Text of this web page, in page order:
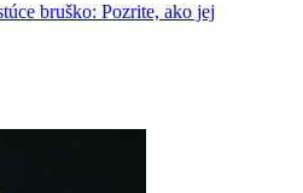
bruško: Pozrite, ako jej